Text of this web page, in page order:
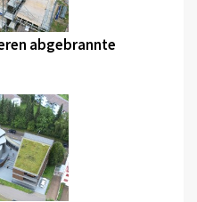
abgebrannte